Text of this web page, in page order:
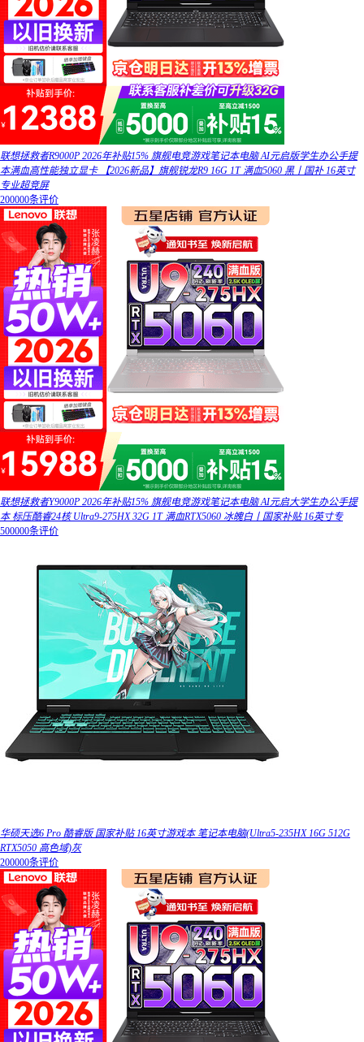
联想拯救者R9000P 2026年补贴15% 旗舰电竞游戏笔记本电脑 AI元启版学生办公手提
本满血高性能独立显卡 【2026新品】旗舰锐龙R9 16G 1T 满血5060 黑丨国补 16英寸
专业超竞屏
200000条评价
联想拯救者Y9000P 2026年补贴15% 旗舰电竞游戏笔记本电脑 AI元启大学生办公手提
本 标压酷睿24核 Ultra9-275HX 32G 1T 满血RTX5060 冰魄白丨国家补贴 16英寸专
500000条评价
华硕天选6 Pro 酷睿版 国家补贴 16英寸游戏本 笔记本电脑(Ultra5-235HX 16G 512G
RTX5050 高色域)灰
200000条评价